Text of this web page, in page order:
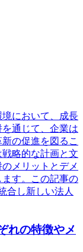
において、成長
通じて、企業は
の促進を図るこ
略的な計画と文
メリットとデメ
す。この記事の
合し新しい法人
れの特徴やメ